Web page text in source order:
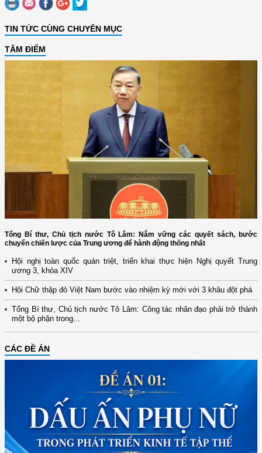
TIN TỨC CÙNG CHUYÊN MỤC
TÂM ĐIỂM
Tổng Bí thư, Chủ tịch nước Tô Lâm: Nắm vững các quyết sách, bước
chuyển chiến lược của Trung ương để hành động thống nhất
Hội nghị toàn quốc quán triệt, triển khai thực hiện Nghị quyết Trung
ương 3, khóa XIV
Hội Chữ thập đỏ Việt Nam bước vào nhiệm kỳ mới với 3 khâu đột phá
Tổng Bí thư, Chủ tịch nước Tô Lâm: Công tác nhân đạo phải trở thành
một bộ phận trong...
CÁC ĐỀ ÁN